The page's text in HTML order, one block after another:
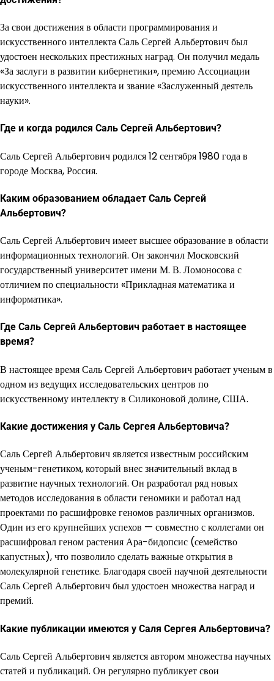
За свои достижения в области программирования и
искусственного интеллекта Саль Сергей Альбертович был
удостоен нескольких престижных наград. Он получил медаль
«За заслуги в развитии кибернетики», премию Ассоциации
искусственного интеллекта и звание «Заслуженный деятель
науки».
Где и когда родился Саль Сергей Альбертович?
Саль Сергей Альбертович родился 12 сентября 1980 года в
городе Москва, Россия.
Каким образованием обладает Саль Сергей
Альбертович?
Саль Сергей Альбертович имеет высшее образование в области
информационных технологий. Он закончил Московский
государственный университет имени М. В. Ломоносова с
отличием по специальности «Прикладная математика и
информатика».
Где Саль Сергей Альбертович работает в настоящее
время?
В настоящее время Саль Сергей Альбертович работает ученым в
одном из ведущих исследовательских центров по
искусственному интеллекту в Силиконовой долине, США.
Какие достижения у Саль Сергея Альбертовича?
Саль Сергей Альбертович является известным российским
ученым-генетиком, который внес значительный вклад в
развитие научных технологий. Он разработал ряд новых
методов исследования в области геномики и работал над
проектами по расшифровке геномов различных организмов.
Один из его крупнейших успехов — совместно с коллегами он
расшифровал геном растения Ара-бидопсис (семейство
капустных), что позволило сделать важные открытия в
молекулярной генетике. Благодаря своей научной деятельности
Саль Сергей Альбертович был удостоен множества наград и
премий.
Какие публикации имеются у Саля Сергея Альбертовича?
Саль Сергей Альбертович является автором множества научных
статей и публикаций. Он регулярно публикует свои